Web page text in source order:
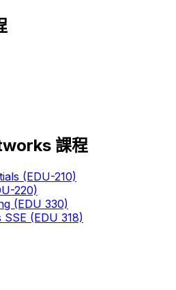
課程
(EDU-210)
220)
(EDU 330)
(EDU 318)